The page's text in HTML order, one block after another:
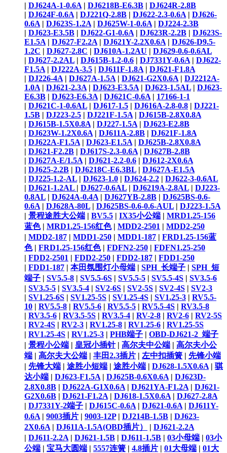
| DJ624A-1-0.6A | DJ6218B-E6.3B | DJ624R-2.8B
| DJ624F-0.6A | DJ221Q-2.8B | DJ622-2.3-0.6A | DJ626-
0.6A | DJ623S-1.2A | DJ625W-1-0.6A | DJ224-2.3B
| DJ623-E3.5B | DJ622-G1-0.6A | DJ623R-2.2B | DJ623S-
E1.5A | DJ627-F2.2A | DJ621Y-2.2X0.6A | DJ626-D9.5-
1.2C | DJ627-2.8C | DJ610A-1.2AU | DJ629-0.6-0.6AL
| DJ627-2.2AL | DJ615B-1.2-0.6 | DJ7331Y-0.6A | DJ622-
F1.5A | DJ222A-3.5 | DJ611F-1.8A | DJ621-F1.8A
| DJ226-4A | DJ627A-1.5A | DJ621-G2X0.6A | DJ2212A-
1.0A | DJ621-2.3A | DJ623-E3.5A | DJ623-1.5AL | DJ623-
E6.3B | DJ623-E6.3A | DJ621C-0.6A | 17166-1-1
| DJ621C-1-0.6AL | DJ617-1.5 | DJ616A-2.8-0.8 | DJ221-
1.5B | DJ223-2.5 | DJ221F-1.5A | DJ615B-2.8X0.8A
| DJ615B-1.5X0.8A | DJ227-1.5A | DJ623-E2.8B
| DJ623W-1.2X0.6A | DJ611A-2.8B | DJ621F-1.8A
| DJ622A-F1.5A | DJ623-E1.5A | DJ625B-2.8X0.8A
| DJ621-F2.2B | DJ617S-2.3-0.6A | DJ627B-2.8B
| DJ627A-E/1.5A | DJ621-2.2-0.6 | DJ612-2X0.6A
| DJ625-2.2B | DJ6218C-E6.3BL | DJ627A-E1.5A
| DJ225-1.2-AL | DJ623-1.0 | DJ624-2.2 | DJ622-3-0.6AL
| DJ621-1.2AL ​ | DJ627-0.6AL | DJ6219A-2.8AL | DJ223-
0.8AL | DJ624A-0.4A | DJ627YB-2.8B | DJ625BS-0.6-
0.6A | DJ628A-80L | DJ625BS-0.6-0.6-AUL | DJ223-1.5A
| 景程途胜大公端 | BV5.5 | IX35小公端 | MRD1.25-156
蓝色| MRD1.25-156红色| MDD2-2501 | MDD2-250
| MDD2-187 | MDD1-250 | MDD1-187 | FRD1.25-156蓝
色| FRD1.25-156红色| FDFN2-250 | FDFN1.25-250
| FDD2-2501 | FDD2-250 | FDD2-187 | FDD1-250
| FDD1-187 | 本田氛围灯小母端 | SPH_长端子 | SPH_短
端子 | SV5.5-8 | SV5.5-6S | SV5.5-5 | SV5.5-4S | SV3.5-6
| SV3.5-5 | SV3.5-4 | SV2-6S | SV2-5S | SV2-4S | SV2-3
| SV1.25-6S | SV1.25-5S | SV1.25-4S | SV1.25-3 | RV5.5-
10 | RV5.5-8 | RV5.5-6 | RV5.5-5 | RV5.5-4S | RV3.5-8
| RV3.5-6 | RV3.5-5S | RV3.5-4 | RV-2-8 | RV2-6 | RV2-5S
| RV2-4S | RV2-3 | RV1.25-8 | RV1.25-6 | RV1.25-5S
| RV1.25-4S | RV1.25-3 | PHB端子 | OBD-DJ621-2_端子
| 景程小公端 | 皇冠小插针| 高尔夫中公端 | 高尔夫小公
端 | 高尔夫大公端 | 丰田2.3插片 | 左中扣插簧 | 先锋小端
| 先锋大端 | 途胜小短端 | 途胜小端 | DJ628-1.5X0.6A | 骐
达小端 | DJ623-F1.5A | DJ625B-0.6X0.6A | DJ623D-
2.8X0.8B | DJ622A-G1X0.6A | DJ621YA-F1.2A | DJ621-
G2X0.6B | DJ621-F1.2A | DJ618-1.5X0.6A | DJ627-2.8A
| DJ7331Y-2端子 | DJ615C-0.6A | DJ621-0.6A | DJ611Y-
0.6A | 9003插片 | 9003-12P| DJ214B-1.5B | DJ623-
2X0.6A | DJ611A-1.5A(OBD插片） | DJ621-2.2A
| DJ611-2.2A | DJ621-1.5B | DJ611-1.5B | 03小母端 | 03小
公端 | 宝马大圆端 | 5557连簧 | 4.8插片 | 01大母端 | 01大